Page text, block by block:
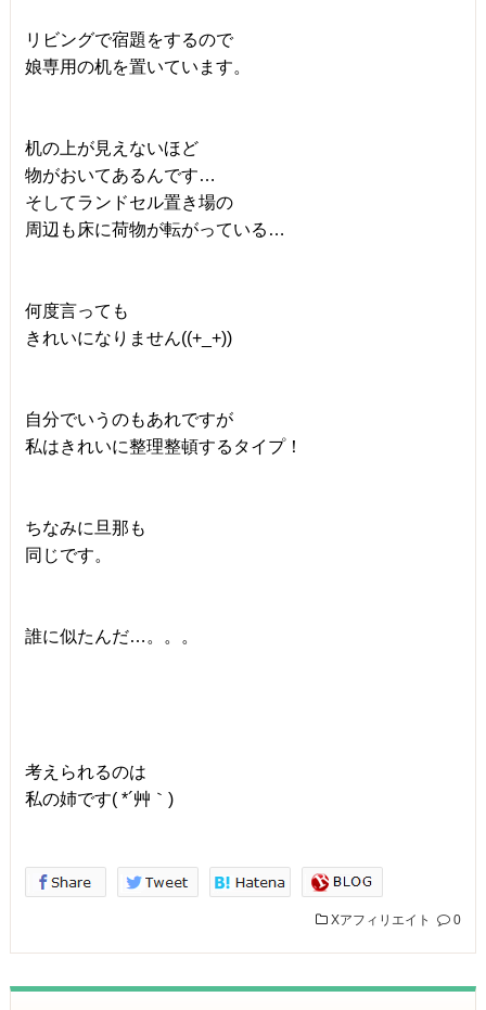
リビングで宿題をするので
娘専用の机を置いています。
机の上が見えないほど
物がおいてあるんです…
そしてランドセル置き場の
周辺も床に荷物が転がっている…
何度言っても
きれいになりません((+_+))
自分でいうのもあれですが
私はきれいに整理整頓するタイプ！
ちなみに旦那も
同じです。
誰に似たんだ…。。。
考えられるのは
私の姉です( *´艸｀)
Xアフィリエイト 0